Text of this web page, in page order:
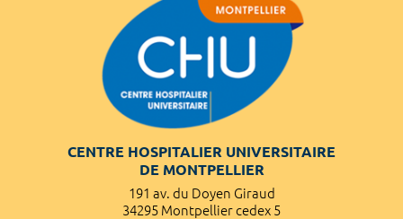
CENTRE HOSPITALIER UNIVERSITAIRE
DE MONTPELLIER
191 av. du Doyen Giraud
34295 Montpellier cedex 5